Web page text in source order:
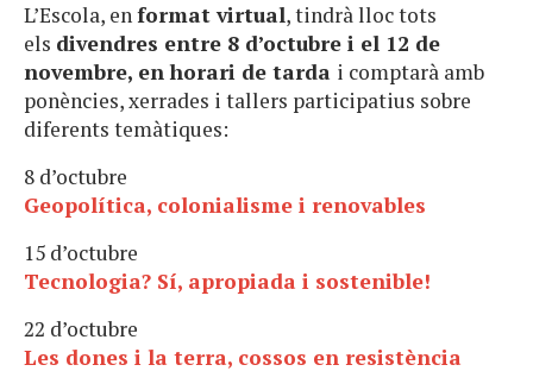
L’Escola, enformat virtual, tindrà lloc tots
els divendres entre 8 d’octubre i el 12 de
novembre, en horari de tarda i comptarà amb
ponències, xerrades i tallers participatius sobre
diferents temàtiques:
8 d’octubre
Geopolítica, colonialisme i renovables
15 d’octubre
Tecnologia? Sí, apropiada i sostenible!
22 d’octubre
Les dones i la terra, cossos en resistència